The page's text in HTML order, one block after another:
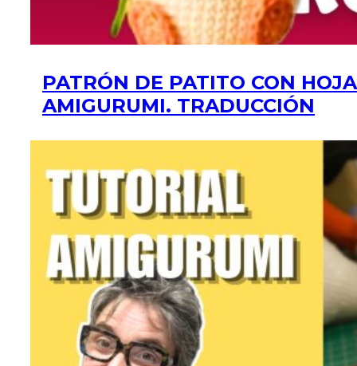
PATRÓN DE PATITO CON HOJA
AMIGURUMI. TRADUCCIÓN